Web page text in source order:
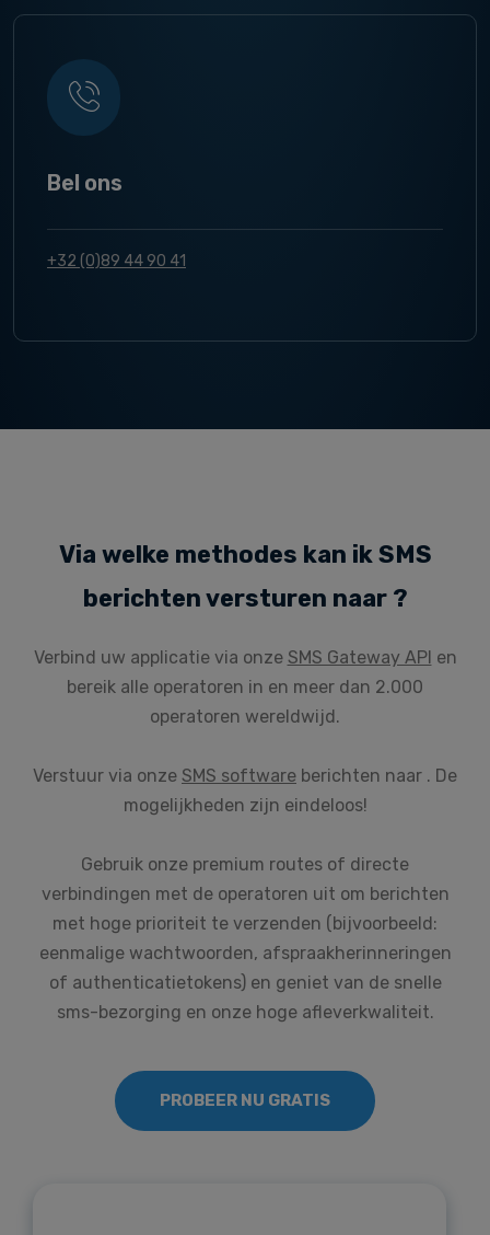
Bel ons
+32 (0)89 44 90 41
Via welke methodes kan ik SMS
berichten versturen naar ?
Verbind uw applicatie via onze SMS Gateway API en
bereik alle operatoren in en meer dan 2.000
operatoren wereldwijd.
Verstuur via onze SMS software berichten naar . De
mogelijkheden zijn eindeloos!
Gebruik onze premium routes of directe
verbindingen met de operatoren uit om berichten
met hoge prioriteit te verzenden (bijvoorbeeld:
eenmalige wachtwoorden, afspraakherinneringen
of authenticatietokens) en geniet van de snelle
sms-bezorging en onze hoge afleverkwaliteit.
PROBEER NU GRATIS